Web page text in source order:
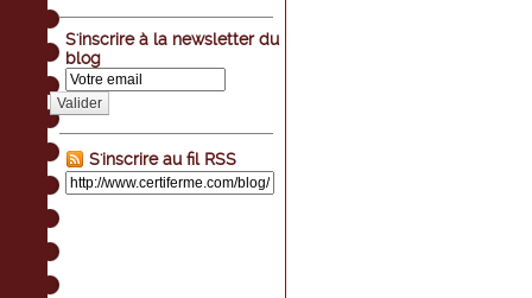
S'inscrire à la newsletter du
blog
Valider
S'inscrire au fil RSS